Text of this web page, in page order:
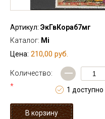
Артикул: ЭкГвКораб7мг
Каталог: Mi
Цена: 210,00 руб.
Количество:
*
—
1